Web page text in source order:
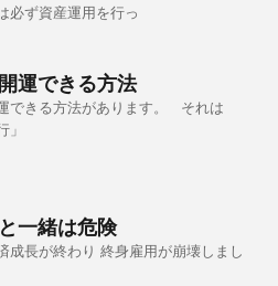
必ず資産運用を行っ
運できる方法
できる方法があります。 それは
」
一緒は危険
成長が終わり 終身雇用が崩壊しまし